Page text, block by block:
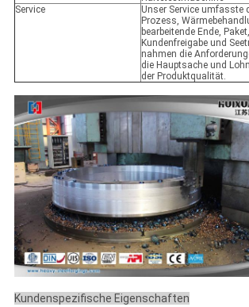
Service
Unser Service umfasste
Prozess,
bearbeitende Ende,
Kundenfreigabe und
nahmen die
die Hauptsache und
der Produktqualität.
Kundenspezifische Eigenschaften